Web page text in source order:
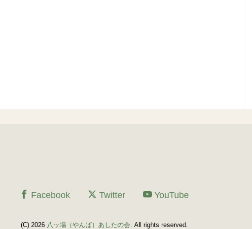
Facebook Twitter YouTube
(C) 2026 八ッ場（やんば）あしたの会. All rights reserved.